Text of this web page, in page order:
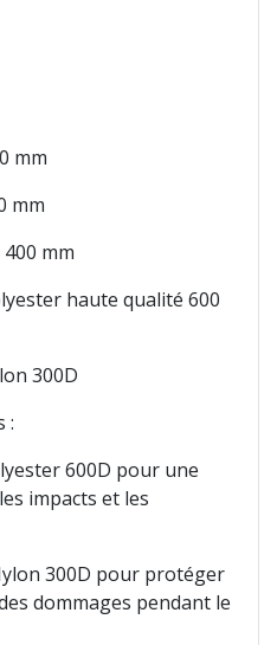
mm
mm
mm
haute qualité 600
300D
:
600D pour une
impacts et les
300D pour protéger
dommages pendant le